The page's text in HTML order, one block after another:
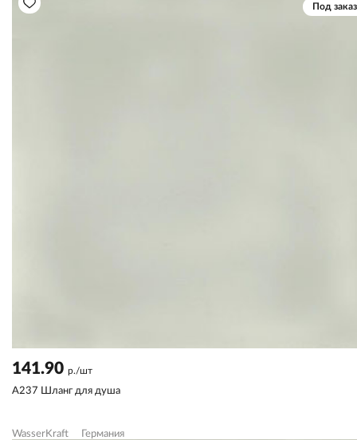
Под заказ
141.90 р./шт
A237 Шланг для душа
WasserKraft Германия